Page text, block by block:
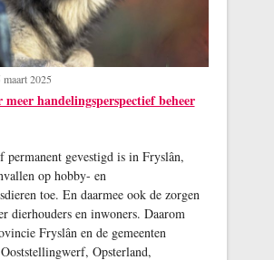
2025
handelingsperspectief beheer
permanent gevestigd is in Fryslân,
op hobby- en
toe. En daarmee ook de zorgen
dierhouders en inwoners. Daarom
Fryslân en de gemeenten
Opsterland,